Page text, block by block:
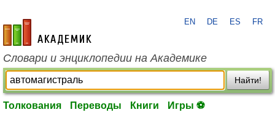
academic.ru
EN DE ES FR
Словари и энциклопедии на Академике
Найти!
Толкования Переводы Книги Игры ⚽